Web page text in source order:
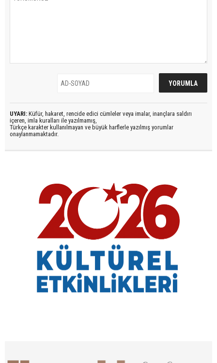
UYARI: Küfür, hakaret, rencide edici cümleler veya imalar, inançlara saldırı
içeren, imla kuralları ile yazılmamış,
Türkçe karakter kullanılmayan ve büyük harflerle yazılmış yorumlar
onaylanmamaktadır.